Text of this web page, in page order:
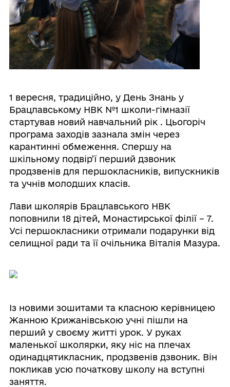
1 вересня, традиційно, у День Знань у
Брацлавському НВК №1 школи-гімназії
стартував новий навчальний рік . Цьогоріч
програма заходів зазнала змін через
карантинні обмеження. Спершу на
шкільному подвір’ї перший дзвоник
продзвенів для першокласників, випускників
та учнів молодших класів.
Лави школярів Брацлавського НВК
поповнили 18 дітей, Монастирської філії – 7.
Усі першокласники отримали подарунки від
селищної ради та її очільника Віталія Мазура.
Із новими зошитами та класною керівницею
Жанною Крижанівською учні пішли на
перший у своєму житті урок. У руках
маленької школярки, яку ніс на плечах
одинадцятикласник, продзвенів дзвоник. Він
покликав усю початкову школу на вступні
заняття.